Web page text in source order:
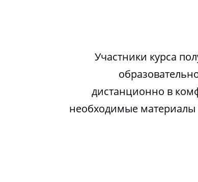
Участники курса
дистанционно в
необходимые